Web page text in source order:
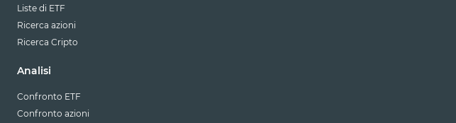
Liste di ETF
Ricerca azioni
Ricerca Cripto
Analisi
Confronto ETF
Confronto azioni